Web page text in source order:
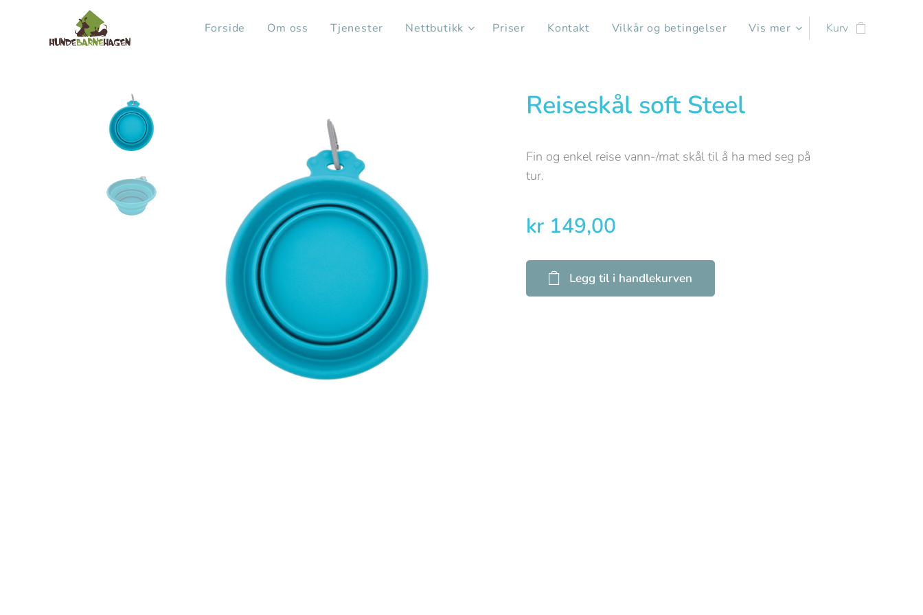
Forside Om oss Tjenester Nettbutikk Priser Kontakt Vilkår og betingelser Vis mer Kurv
Reiseskål soft Steel
Fin og enkel reise vann-/mat skål til å ha med seg på
tur.
kr 149,00
Legg til i handlekurven